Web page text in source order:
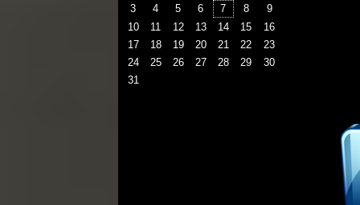
3
4 5 6 7 8
9
10
11 12 13 14 15
16
17
18 19 20 21 22
23
24
25 26 27 28 29
30
31